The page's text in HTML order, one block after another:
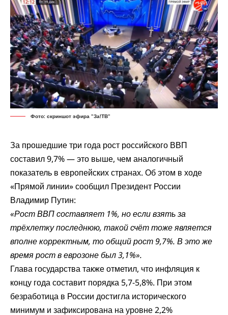
Фото: скриншот эфира "За!ТВ"
За прошедшие три года рост российского ВВП
составил 9,7% — это выше, чем аналогичный
показатель в европейских странах. Об этом в ходе
«Прямой линии» сообщил Президент России
Владимир Путин:
«Рост ВВП составляет 1%, но если взять за
трёхлетку последнюю, такой счёт тоже является
вполне корректным, то общий рост 9,7%. В это же
время рост в еврозоне был 3,1%».
Глава государства также отметил, что инфляция к
концу года составит порядка 5,7-5,8%. При этом
безработица в России достигла исторического
минимум и зафиксирована на уровне 2,2%